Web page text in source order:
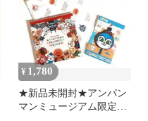
¥ 1,780
★新品未開封★アンパン
マンミュージアム限定グ